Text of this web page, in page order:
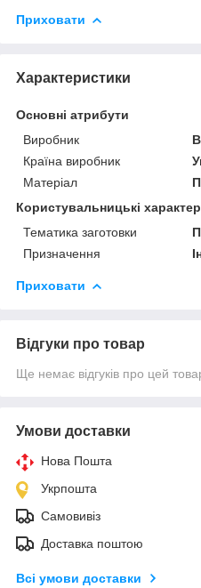
Приховати
Характеристики
Основні атрибути
Виробник
Країна виробник
Матеріал
Користувальницькі
Тематика заготовки
Призначення
Приховати
Відгуки про товар
Ще немає відгуків про цей
Умови доставки
Нова Пошта
Укрпошта
Самовивіз
Доставка поштою
Всі умови доставки